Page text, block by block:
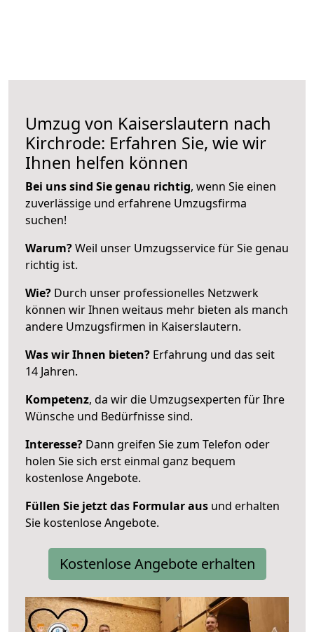
Umzug von Kaiserslautern nach
Kirchrode: Erfahren Sie, wie wir
Ihnen helfen können
Bei uns sind Sie genau richtig, wenn Sie einen
zuverlässige und erfahrene Umzugsfirma
suchen!
Warum?Weil unser Umzugsservice für Sie genau
richtig ist.
Wie? Durch unser professionelles Netzwerk
können wir Ihnen weitaus mehr bieten als manch
andere Umzugsfirmen in Kaiserslautern.
Was wir Ihnen bieten? Erfahrung und das seit
14 Jahren.
Kompetenz, da wir die Umzugsexperten für Ihre
Wünsche und Bedürfnisse sind.
Interesse? Dann greifen Sie zum Telefon oder
holen Sie sich erst einmal ganz bequem
kostenlose Angebote.
Füllen Sie jetzt das Formular aus und erhalten
Sie kostenlose Angebote.
Kostenlose Angebote erhalten